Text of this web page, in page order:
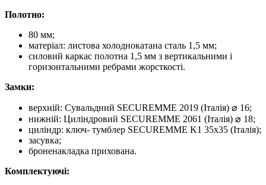
Полотно:
80 мм;
матеріал: листова холоднокатана сталь 1,5 мм;
силовий каркас полотна 1,5 мм з вертикальними і
горизонтальними ребрами жорсткості.
Замки:
верхній: Сувальдний SECUREMME 2019 (Італія) ⌀ 16;
нижній: Циліндровий SECUREMME 2061 (Італія) ⌀ 18;
циліндр: ключ- тумблер SECUREMME K1 35х35 (Італія);
засувка;
броненакладка прихована.
Комплектуючі: